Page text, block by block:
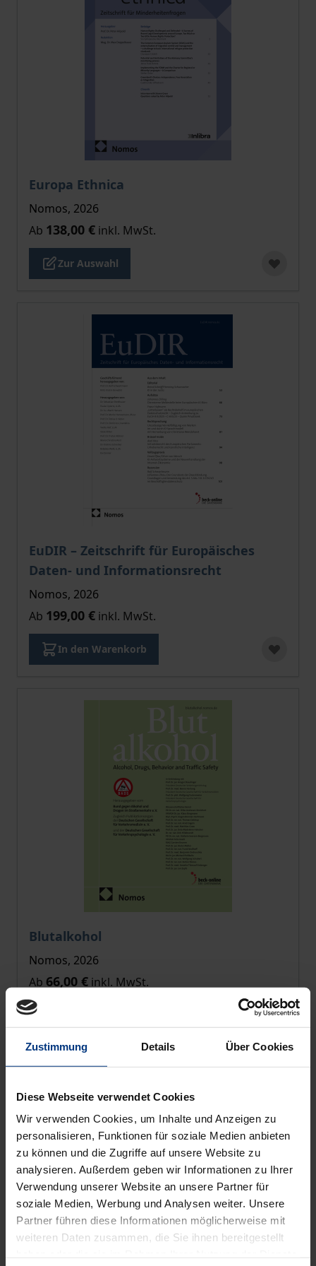
Zustimmung Details Über Cookies
Diese Webseite verwendet Cookies
Wir verwenden Cookies, um Inhalte und Anzeigen zu
personalisieren, Funktionen für soziale Medien anbieten
zu können und die Zugriffe auf unsere Website zu
analysieren. Außerdem geben wir Informationen zu Ihrer
Verwendung unserer Website an unsere Partner für
soziale Medien, Werbung und Analysen weiter. Unsere
Partner führen diese Informationen möglicherweise mit
weiteren Daten zusammen, die Sie ihnen bereitgestellt
Europa Ethnica
Der Preis dieses Titels richtet sich nach der
Nomos, 2026
Ab 138,00 € inkl. MwSt.
Zur Auswahl
EuDIR – Zeitschrift für Europäisches
Daten- und Informationsrecht
Der Preis dieses Titels richtet sich nach der
Nomos, 2026
Ab 199,00 € inkl. MwSt.
In den Warenkorb
Blutalkohol
Der Preis dieses Titels richtet sich nach der
Nomos, 2026
Ab 66,00 € inkl. MwSt.